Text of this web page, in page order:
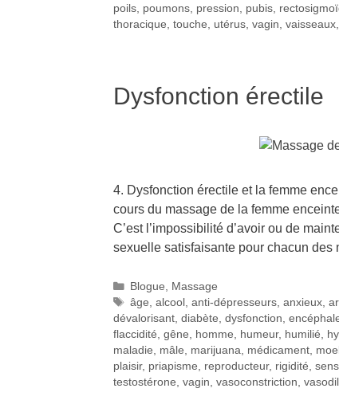
poils poumons pression pubis
thoracique touche utérus vagin vaisseaux
Dysfonction érectile
4. Dysfonction érectile et la femme
cours du massage de la femme
C’est l’impossibilité d’avoir ou de
sexuelle satisfaisante pour chacun
Blogue
Massage
âge ,alcool ,anti-dépresseurs ,anxieux ,
dévalorisant diabète dysfonction
flaccidité gêne homme humeur, humilié
maladie
mâle marijuana médicament
plaisir, priapisme reproducteur, rigidité
testostérone vagin vasoconstriction